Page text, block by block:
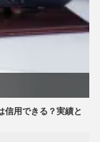
信用できる？実績と